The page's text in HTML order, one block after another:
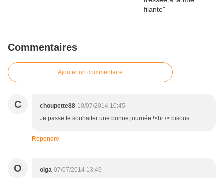
Commentaires
Ajouter un commentaire
C choupette88 10/07/2014 10:45
Je passe te souhaiter une bonne journée !<br /> bisous
Répondre
O olga 07/07/2014 13:49